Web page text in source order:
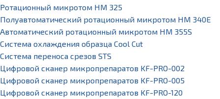
Ротационный микротом HM 325
Полуавтоматический ротационный микротом HM 340E
Автоматический ротационный микротом HM 355S
Система охлаждения образца Cool Cut
Система переноса срезов STS
Цифровой сканер микропрепаратов KF-PRO-002
Цифровой сканер микропрепаратов KF-PRO-005
Цифровой сканер микропрепаратов KF-PRO-120